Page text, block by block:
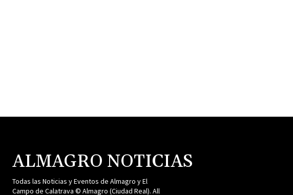
ALMAGRO NOTICIAS
Todas las Noticias y Eventos de Almagro y El
Campo de Calatrava © Almagro (Ciudad Real). All